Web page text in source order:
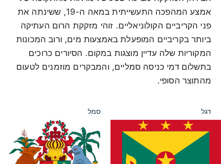
אמצע המהפכה התעשייתית במאה ה-19, ששינתה את
פני הקריביים הקולוניאליים. זוהי מזקקת הרום העתיקה
ביותר בקריביים המופעלת באמצעות מים, ורוב המכונות
המקוריות שלה עדיין מוצגות במקום. הסיורים כרוכים
בתשלום דמי כניסה סמליים, והמבקרים מוזמנים לטעום
מהתוצר הסופי.
דגל סמל